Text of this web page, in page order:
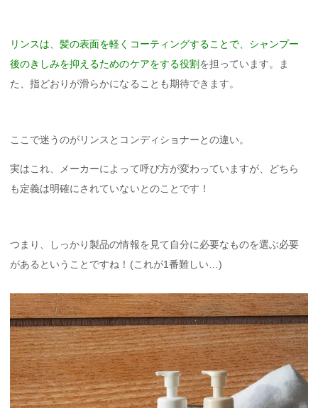
リンスは、髪の表面を軽くコーティングすることで、シャンプー
後のきしみを抑えるためのケアをする役割 を担っています。ま
た、指どおりが滑らかになることも期待できます。
ここで迷うのがリンスとコンディショナーとの違い。
実はこれ、メーカーによって呼び方が変わっていますが、どちら
も定義は明確にされていないとのことです！
つまり、しっかり製品の情報を見て自分に必要なものを選ぶ必要
があるということですね！(これが1番難しい…)